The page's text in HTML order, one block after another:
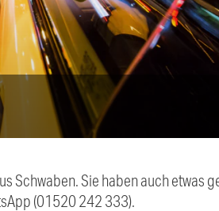
Schwaben. Sie haben auch etwas
(01520 242 333).